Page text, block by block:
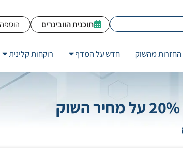
תוכנית הוובינרים
החזרות מהשוק חדש על המדף רוקחות קלינית